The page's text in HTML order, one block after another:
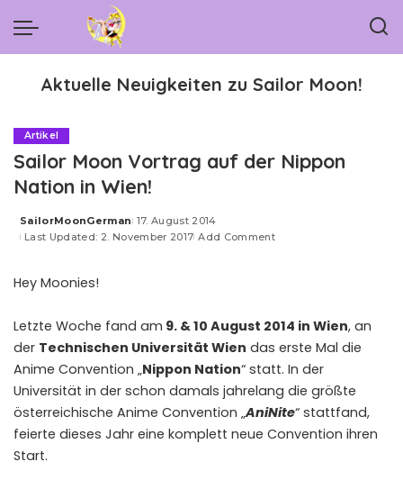
Aktuelle Neuigkeiten zu Sailor Moon!
Artikel
Sailor Moon Vortrag auf der Nippon
Nation in Wien!
Posted
by
SailorMoonGerman 17. August 2014
Last Updated: 2. November 2017 Add Comment
Hey Moonies!
Letzte Woche fand am 9. & 10 August 2014 in Wien, an
der Technischen Universität Wien das erste Mal die
Anime Convention „Nippon Nation“ statt. In der
Universität in der schon damals jahrelang die größte
österreichische Anime Convention „AniNite“ stattfand,
feierte dieses Jahr eine komplett neue Convention ihren
Start.